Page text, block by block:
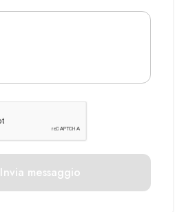
Invia messaggio